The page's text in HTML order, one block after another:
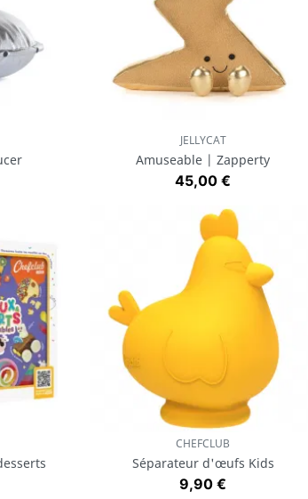
Aperçu rapide
JELLYCAT
Amuseable | Zapperty
Prix
45,00 €
Aperçu rapide
CHEFCLUB
Séparateur d'œufs Kids
Prix
9,90 €